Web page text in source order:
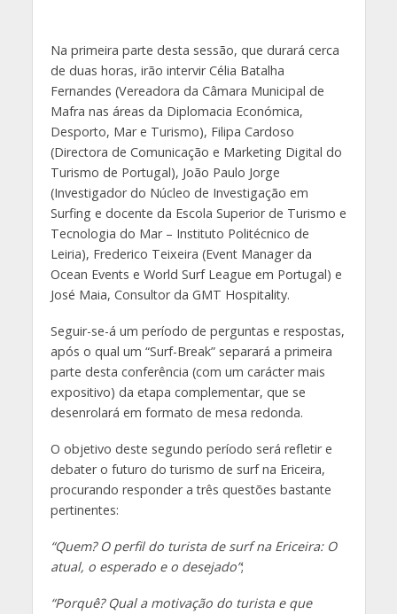
Na primeira parte desta sessão, que durará cerca
de duas horas, irão intervir Célia Batalha
Fernandes (Vereadora da Câmara Municipal de
Mafra nas áreas da Diplomacia Económica,
Desporto, Mar e Turismo), Filipa Cardoso
(Directora de Comunicação e Marketing Digital do
Turismo de Portugal), João Paulo Jorge
(Investigador do Núcleo de Investigação em
Surfing e docente da Escola Superior de Turismo e
Tecnologia do Mar – Instituto Politécnico de
Leiria), Frederico Teixeira (Event Manager da
Ocean Events e World Surf League em Portugal) e
José Maia, Consultor da GMT Hospitality.
Seguir-se-á um período de perguntas e respostas,
após o qual um “Surf-Break” separará a primeira
parte desta conferência (com um carácter mais
expositivo) da etapa complementar, que se
desenrolará em formato de mesa redonda.
O objetivo deste segundo período será refletir e
debater o futuro do turismo de surf na Ericeira,
procurando responder a três questões bastante
pertinentes:
“Quem? O perfil do turista de surf na Ericeira: O
atual, o esperado e o desejado”;
“Porquê? Qual a motivação do turista e que